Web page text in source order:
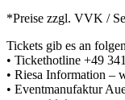
*Preise zzgl. VVK /
Tickets gib es an
• Tickethotline +49
• Riesa Information –
• Eventmanufaktur